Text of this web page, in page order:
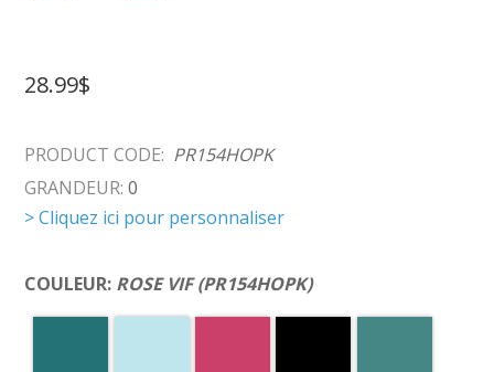
28.99$
PRODUCT CODE: PR154HOPK
GRANDEUR: 0
> Cliquez ici pour personnaliser
COULEUR: ROSE VIF (PR154HOPK)